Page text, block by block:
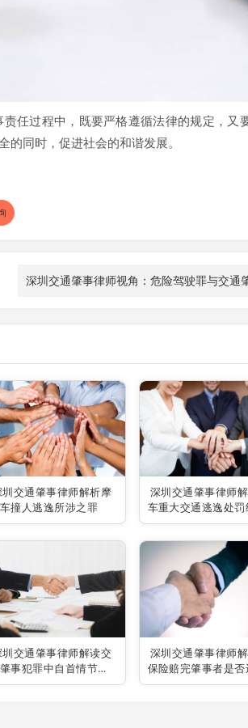
任过程中，既要严格遵循法律的规定，又
同时，促进社会的和谐发展。
圳交通肇事律师解析摩
撞人逃逸所涉之罪
深圳交通肇事律师
车重大交通逃逸处罚
圳交通肇事律师解读交
事犯罪中自首情节的
之道
深圳交通肇事律师解
保险赔完肇事者是否
责